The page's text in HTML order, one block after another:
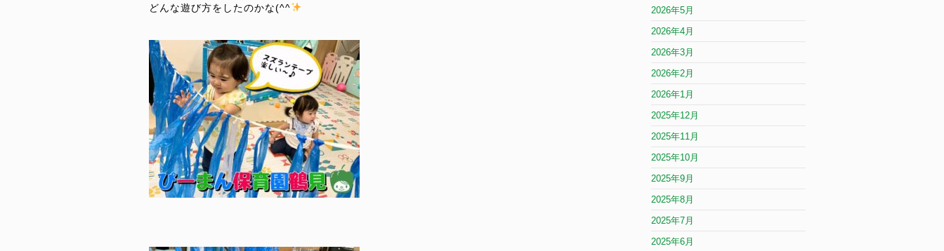
どんな遊び方をしたのかな(^^
2026年5月
2026年4月
2026年3月
2026年2月
2026年1月
2025年12月
2025年11月
2025年10月
2025年9月
2025年8月
2025年7月
2025年6月